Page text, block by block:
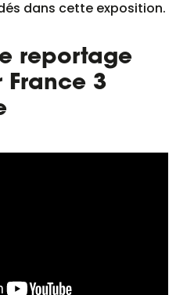
dans cette exposition.
reportage
France 3